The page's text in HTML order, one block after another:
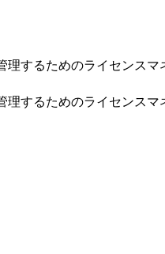
するためのライセンスマ
するためのライセンスマ